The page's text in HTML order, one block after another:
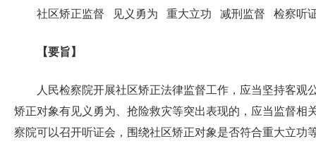
社区矫正监督 见义勇为 重大立功 减刑监督 检察听
【要旨】
人民检察院开展社区矫正法律监督工作，应当坚持客
矫正对象有见义勇为、抢险救灾等突出表现的，应当监督
察院可以召开听证会，围绕社区矫正对象是否符合重大立